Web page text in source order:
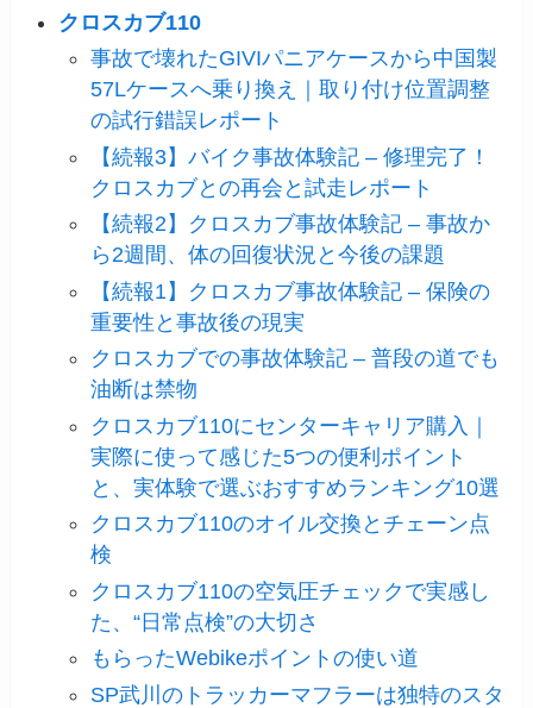
クロスカブ110
事故で壊れたGIVIパニアケースから中国製
57Lケースへ乗り換え｜取り付け位置調整
の試行錯誤レポート
【続報3】バイク事故体験記 – 修理完了！
クロスカブとの再会と試走レポート
【続報2】クロスカブ事故体験記 – 事故か
ら2週間、体の回復状況と今後の課題
【続報1】クロスカブ事故体験記 – 保険の
重要性と事故後の現実
クロスカブでの事故体験記 – 普段の道でも
油断は禁物
クロスカブ110にセンターキャリア購入｜
実際に使って感じた5つの便利ポイント
と、実体験で選ぶおすすめランキング10選
クロスカブ110のオイル交換とチェーン点
検
クロスカブ110の空気圧チェックで実感し
た、“日常点検”の大切さ
もらったWebikeポイントの使い道
SP武川のトラッカーマフラーは独特のスタ